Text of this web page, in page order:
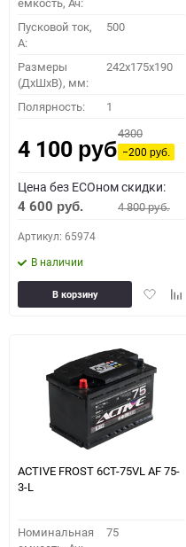
Пусковой ток,
A:
500
Размеры
(ДхШхВ), мм:
242x175x190
Полярность: 1
4 100 руб.
4300
−200руб.
Цена без ECOном скидки:
4 600 руб. 4 800руб.
Артикул: 65974
В наличии
В корзину
ACTIVE FROST 6СТ-75VL АF 75-
3-L
Номинальная
75